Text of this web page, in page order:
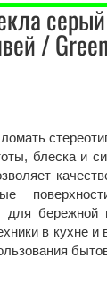
/
блеска и
для бережной
в кухне и